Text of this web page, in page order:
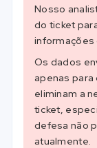
Nosso
do ticket
informações
Os dados
apenas
eliminam a
ticket,
defesa não
atualmente.